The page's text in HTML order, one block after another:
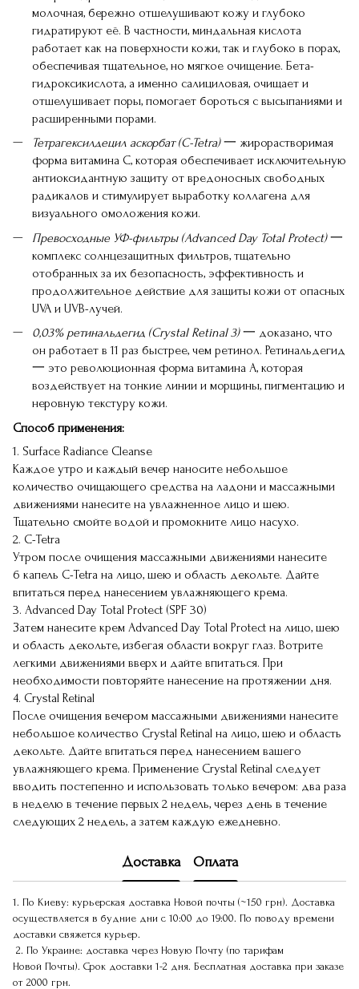
молочная, бережно отшелушивают кожу и глубоко
гидратируют её. В частности, миндальная кислота
работает как на поверхности кожи, так и глубоко в порах,
обеспечивая тщательное, но мягкое очищение. Бета-
гидроксикислота, а именно салициловая, очищает и
отшелушивает поры, помогает бороться с высыпаниями и
расширенными порами.
Тетрагексилдецил аскорбат(C-Tetra)一 жирорастворимая
форма витамина С, которая обеспечивает исключительную
антиоксидантную защиту от вредоносных свободных
радикалов и стимулирует выработку коллагена для
визуального омоложения кожи.
Превосходные УФ-фильтры(Advanced Day Total Protect)一
комплекс солнцезащитных фильтров, тщательно
отобранных за их безопасность, эффективность и
продолжительное действие для защиты кожи от опасных
UVA и UVB-лучей.
0,03% ретинальдегид (Crystal Retinal 3)一 доказано, что
он работает в 11 раз быстрее, чем ретинол. Ретинальдегид
一 это революционная форма витамина А, которая
воздействует на тонкие линии и морщины, пигментацию и
неровную текстуру кожи.
Способ применения:
1. Surface Radiance Cleanse
Каждое утро и каждый вечер наносите небольшое
количество очищающего средства на ладони и массажными
движениями нанесите на увлажненное лицо и шею.
Тщательно смойте водой и промокните лицо насухо.
2. C-Tetra
Утром после очищения массажными движениями нанесите
6 капель C-Tetra на лицо, шею и область декольте. Дайте
впитаться перед нанесением увлажняющего крема.
3. Advanced Day Total Protect (SPF 30)
Затем нанесите крем Advanced Day Total Protect на лицо, шею
и область декольте, избегая области вокруг глаз. Вотрите
легкими движениями вверх и дайте впитаться. При
необходимости повторяйте нанесение на протяжении дня.
4. Crystal Retinal
После очищения вечером массажными движениями нанесите
небольшое количество Crystal Retinal на лицо, шею и область
декольте. Дайте впитаться перед нанесением вашего
увлажняющего крема. Применение Crystal Retinal следует
вводить постепенно и использовать только вечером: два раза
в неделю в течение первых 2 недель, через день в течение
следующих 2 недель, а затем каждую ежедневно.
Доставка Оплата
1. По Киеву: курьерская доставка Новой почты (~150 грн). Доставка
осуществляется в будние дни с 10:00 до 19:00. По поводу времени
доставки свяжется курьер.
2. По Украине: доставка через Новую Почту (по тарифам
Новой Почты). Срок доставки 1-2 дня. Бесплатная доставка при заказе
от 2000 грн.